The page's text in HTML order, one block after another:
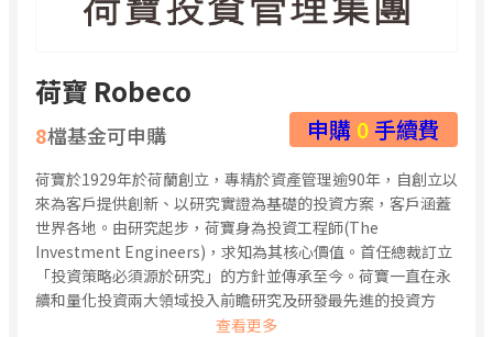
荷寶 Robeco
8檔基金可申購 申購 0手續費
荷寶於1929年於荷蘭創立，專精於資產管理逾90年，自創立以
來為客戶提供創新、以研究實證為基礎的投資方案，客戶涵蓋
世界各地。由研究起步，荷寶身為投資工程師(The
Investment Engineers)，求知為其核心價值。首任總裁訂立
「投資策略必須源於研究」的方針並傳承至今。荷寶一直在永
續和量化投資兩大領域投入前瞻研究及研發最先進的投資方
案，並運用這些嶄新投資實力，在趨勢主題、債券和新興市場